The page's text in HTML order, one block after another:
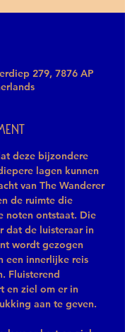
279, 7876 AP
deze bijzondere
lagen kunnen
van The Wanderer
de ruimte die
noten ontstaat. Die
dat de luisteraar in
wordt gezogen
een innerlijke reis
Fluisterend
en ziel om er in
aan te geven.